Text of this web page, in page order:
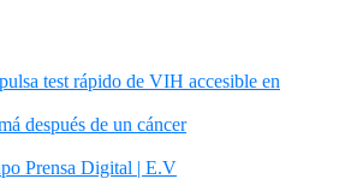
test rápido de VIH accesible en
después de un cáncer
Prensa Digital | E.V